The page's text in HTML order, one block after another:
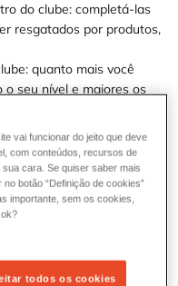
do clube: completá-las
resgatados por produtos,
quanto mais você
o seu nível e maiores os
anual: o sistema
12 meses todo primeiro
o histórico recente.
missões geram pontos
gasto, não da
vai funcionar do jeito que deve
com conteúdos, recursos de
cara. Se quiser saber mais
botão “Definição de cookies”
importante, sem os cookies,
todos os cookies